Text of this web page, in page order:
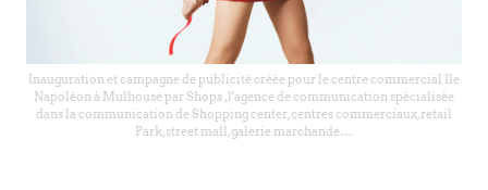
Inauguration et campagne de publicité créée pour le centre commercial Ile
Napoléon à Mulhouse par Shops , l'agence de communication spécialisée
dans la communication de Shopping center, centres commerciaux, retail
Park, street mall, galerie marchande….